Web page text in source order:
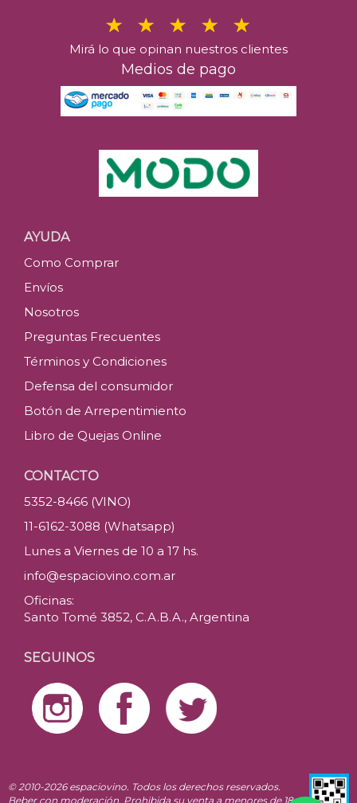
Mirá lo que opinan nuestros clientes
Medios de pago
AYUDA
Como Comprar
Envíos
Nosotros
Preguntas Frecuentes
Términos y Condiciones
Defensa del consumidor
Botón de Arrepentimiento
Libro de Quejas Online
CONTACTO
5352-8466 (VINO)
11-6162-3088 (Whatsapp)
Lunes a Viernes de 10 a 17 hs.
info@espaciovino.com.ar
Oficinas:
Santo Tomé 3852, C.A.B.A., Argentina
SEGUINOS
© 2010-2026 espaciovino. Todos los derechos reservados.
Beber con moderación. Prohibida su venta a menores de 18